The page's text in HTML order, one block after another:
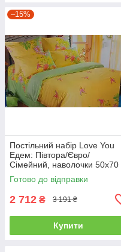
–15%
Постільний набір Love You
Едем: Півтора/Євро/
Сімейний, наволочки 50x70
полуторний
Готово до відправки
2 712 ₴ 3 191 ₴
Купити